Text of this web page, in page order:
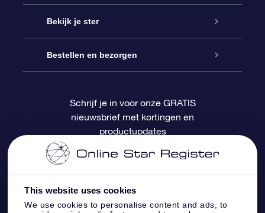
This website uses cookies
We use cookies to personalise content and ads, to
Contact
Blog
OSR Recensies
Online Star Gift
OSR Cadeaupakket
OSR Cadeaukaart
Relatiegeschenken
Bekijk je ster
Sterrenregister
Gepersonaliseerde sterrenpagina
One Million Stars
OSR Starsaver
Bestellen en bezorgen
Betalingsinformatie
Verzendinformatie
Retourbeleid
Schrijf je in voor onze GRATIS
nieuwsbrief met kortingen en
productupdates